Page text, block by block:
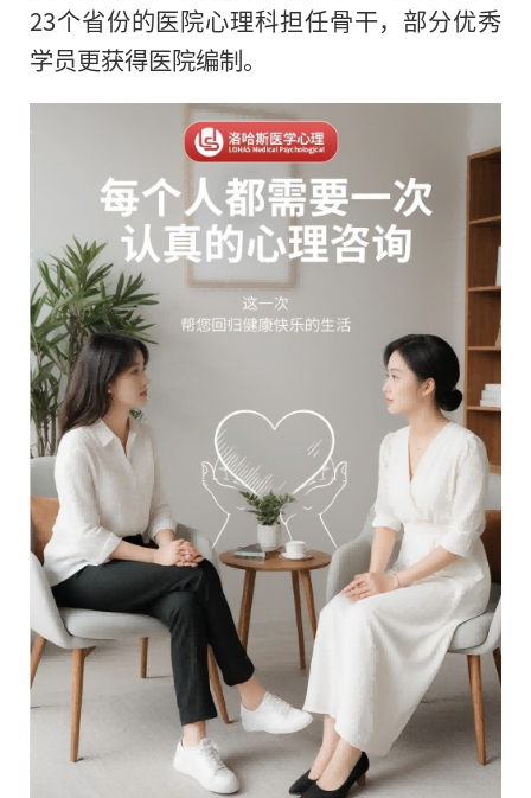
23个省份的医院心理科担任骨干，部分优秀
学员更获得医院编制。